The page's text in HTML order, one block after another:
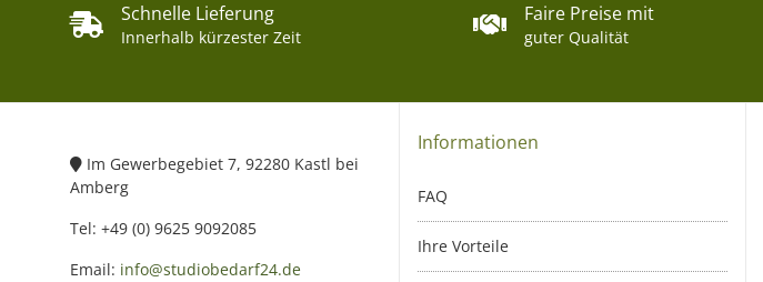
Schnelle Lieferung
Innerhalb kürzester Zeit
Faire Preise mit
guter Qualität
Im Gewerbegebiet 7, 92280 Kastl bei
Amberg
Tel: +49 (0) 9625 9092085
Email: info@studiobedarf24.de
Informationen
FAQ
Ihre Vorteile